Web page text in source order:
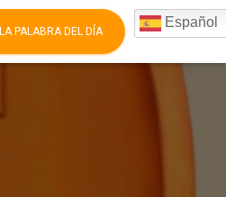
LA PALABRA DEL DÍA
Español